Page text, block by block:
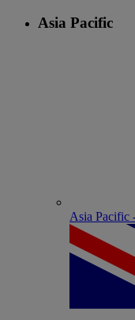
Asia Pacific
Asia Pacific